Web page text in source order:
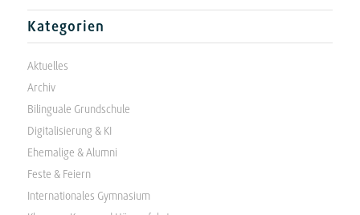
Kategorien
Aktuelles
Archiv
Bilinguale Grundschule
Digitalisierung & KI
Ehemalige & Alumni
Feste & Feiern
Internationales Gymnasium